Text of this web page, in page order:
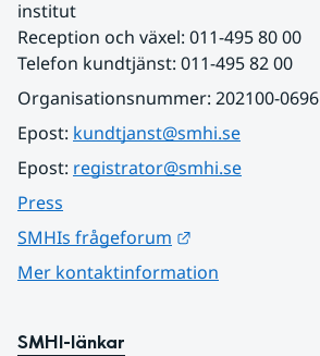
institut
Reception och växel: 011-495 80 00
Telefon kundtjänst: 011-495 82 00
Organisationsnummer: 202100-0696
Epost: kundtjanst@smhi.se
Epost: registrator@smhi.se
Press
SMHIs frågeforum
Mer kontaktinformation
SMHI-länkar